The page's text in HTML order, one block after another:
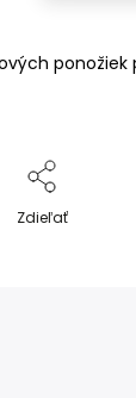
ponožiek
Zdieľať